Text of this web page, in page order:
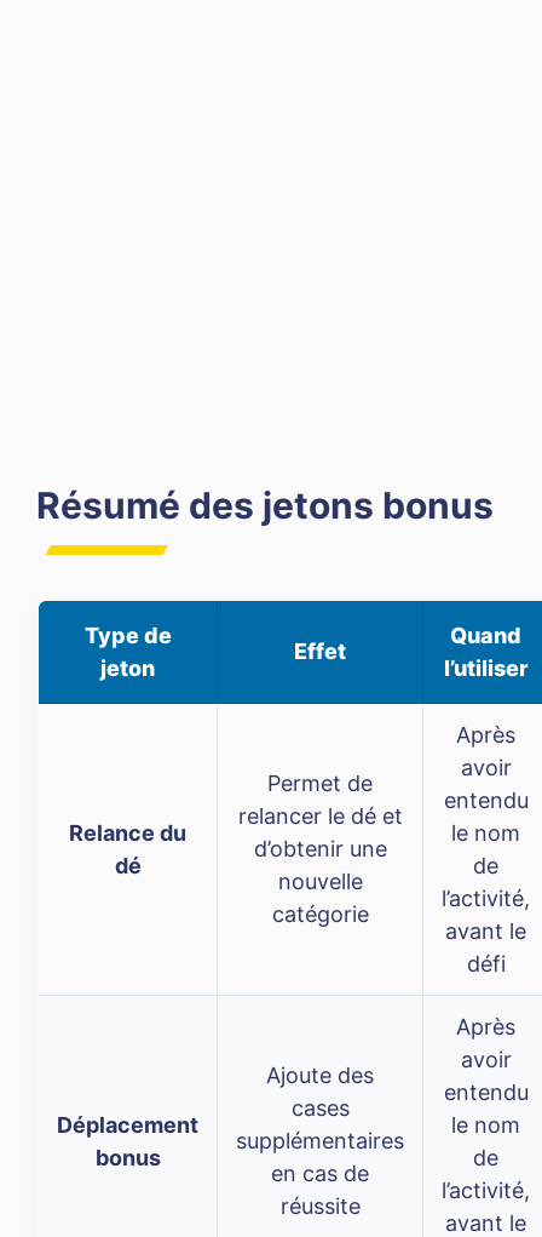
Résumé des jetons bonus
Type de
jeton
Effet
Quand
l’utiliser
Relance du
dé
Permet de
relancer le dé et
d’obtenir une
nouvelle
catégorie
Après
avoir
entendu
le nom
de
l’activité,
avant le
défi
Déplacement
bonus
Ajoute des
cases
supplémentaires
en cas de
réussite
Après
avoir
entendu
le nom
de
l’activité,
avant le